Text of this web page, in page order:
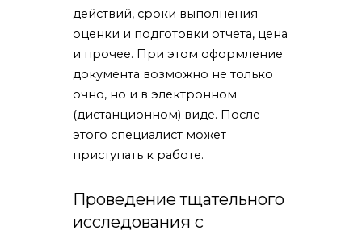
действий, сроки выполнения
оценки и подготовки отчета, цена
и прочее. При этом оформление
документа возможно не только
очно, но и в электронном
(дистанционном) виде. После
этого специалист может
приступать к работе.
Проведение тщательного
исследования с